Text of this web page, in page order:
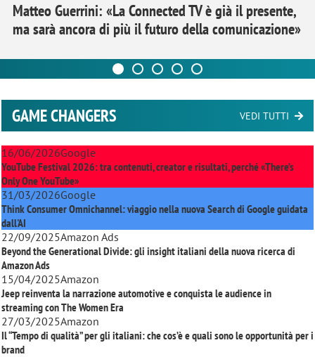
Matteo Guerrini: «La Connected TV è già il presente,
ma sarà ancora di più il futuro della comunicazione»
GAME CHANGERS VEDI TUTTI
16/06/2026Google
YouTube Festival 2026: tra contenuti, creator e risultati, perché «There’s
Only One YouTube»
31/03/2026Google
Think Consumer Omnichannel: viaggio nella nuova Search di Google guidata
dall'AI
22/09/2025Amazon Ads
Beyond the Generational Divide: gli insight italiani della nuova ricerca di
Amazon Ads
15/04/2025Amazon
Jeep reinventa la narrazione automotive e conquista le audience in
streaming conThe Women Era
27/03/2025Amazon
Il “Tempo di qualità” per gli italiani: che cos’è e quali sono le opportunità per i
brand